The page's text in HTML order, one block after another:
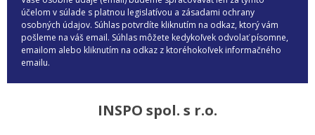
účelom v súlade s platnou legislatívou a zásadami ochrany
osobných údajov. Súhlas potvrdíte kliknutím na odkaz, ktorý vám
pošleme na váš email. Súhlas môžete kedykoľvek odvolať písomne,
emailom alebo kliknutím na odkaz z ktoréhokoľvek informačného
emailu.
INSPO spol. s r.o.